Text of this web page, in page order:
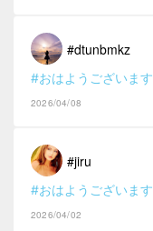
#dtunbmkz
#おはようございます
2026/04/08
#jiru
#おはようございます
2026/04/02